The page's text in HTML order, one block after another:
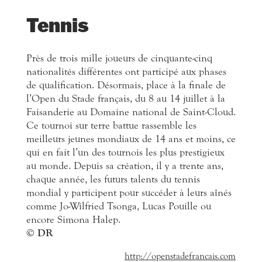
Tennis
Près de trois mille joueurs de cinquante-cinq
nationalités différentes ont participé aux phases
de qualification. Désormais, place à la finale de
l’Open du Stade français, du 8 au 14 juillet à la
Faisanderie au Domaine national de Saint-Cloud.
Ce tournoi sur terre battue rassemble les
meilleurs jeunes mondiaux de 14 ans et moins, ce
qui en fait l’un des tournois les plus prestigieux
au monde. Depuis sa création, il y a trente ans,
chaque année, les futurs talents du tennis
mondial y participent pour succéder à leurs aînés
comme Jo-Wilfried Tsonga, Lucas Pouille ou
encore Simona Halep.
© DR
http://openstadefrancais.com